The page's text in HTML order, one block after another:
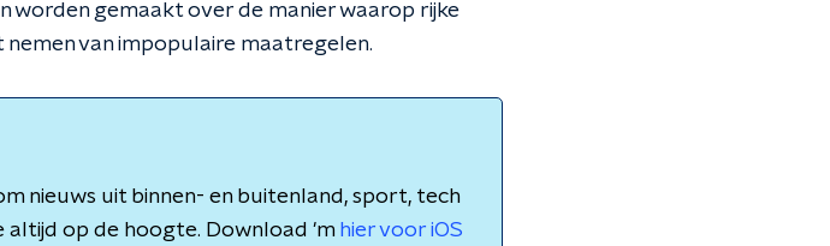
worden gemaakt over de manier waarop rijke
nemen van impopulaire maatregelen.
nieuws uit binnen- en buitenland, sport, tech
op de hoogte. Download 'm hier voor iOS